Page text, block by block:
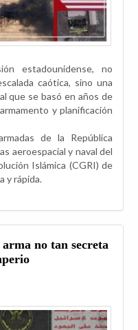
estadounidense, no
caótica, sino una
que se basó en años de
y planificación
de la República
aeroespacial y naval del
Islámica (CGRI) de
y rápida.
no tan secreta